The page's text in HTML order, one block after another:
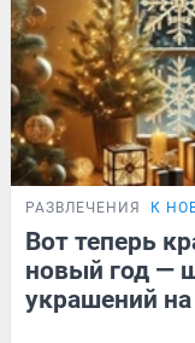
РАЗВЛЕЧЕНИЯ К
Вот теперь
новый год —
украшений